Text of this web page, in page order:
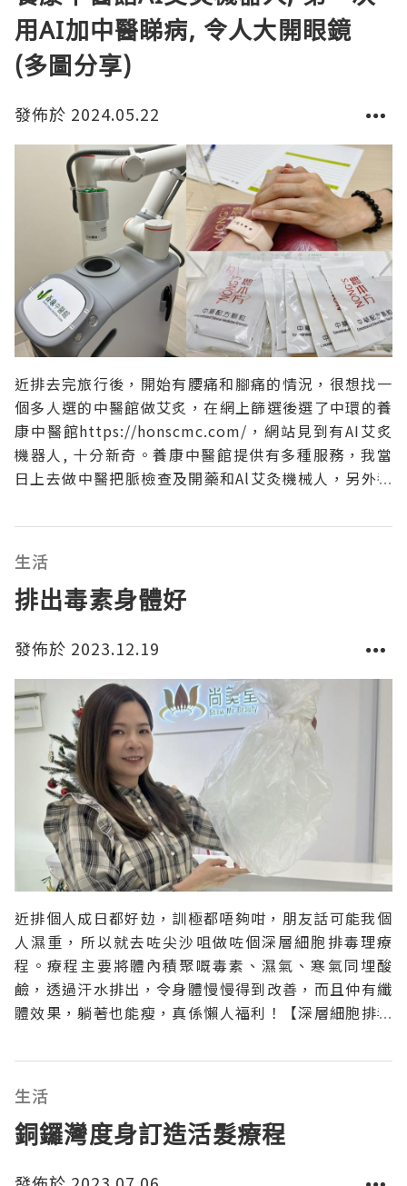
用AI加中醫睇病, 令人大開眼鏡
(多圖分享)
發佈於 2024.05.22
近排去完旅行後，開始有腰痛和腳痛的情況，很想找一
個多人選的中醫館做艾炙，在網上篩選後選了中環的養
康中醫館https://honscmc.com/，網站見到有AI艾炙
機器人, 十分新奇。養康中醫館提供有多種服務，我當
日上去做中醫把脈檢查及開藥和Al艾灸機械人，另外養
查及開藥中醫師團隊係香港注冊中醫師，擁有雙學士學
位(中醫大學醫學士及科灸科專業醫學士)，
生活
排出毒素身體好
發佈於 2023.12.19
近排個人成日都好攰，訓極都唔夠咁，朋友話可能我個
人濕重，所以就去咗尖沙咀做咗個深層細胞排毒理療
程。療程主要將體內積聚嘅毒素、濕氣、寒氣同埋酸
鹼，透過汗水排出，令身體慢慢得到改善，而且仲有纖
體效果，躺著也能瘦，真係懶人福利！【深層細胞排毒
全身經絡、穴位同淋巴，再利用經絡梳，促進氣血運
行，改善手腳冰冷同水腫問題，促進腸胃蠕動，有助排
清宿便。法國爆汗溶脂
生活
銅鑼灣度身訂造活髮療程